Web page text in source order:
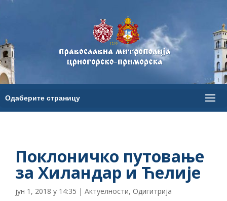
Поклоничко путовање
за Хиландар и Ћелије
јун 1, 2018 у 14:35 | Актуелности, Одигитрија